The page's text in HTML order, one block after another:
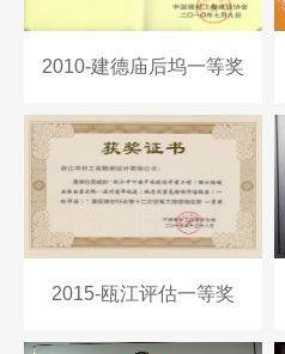
2010-建德庙后坞一等奖
2015-瓯江评估一等奖